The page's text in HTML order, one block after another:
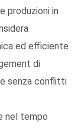
produzioni in
ed efficiente
di
senza conflitti
nel tempo